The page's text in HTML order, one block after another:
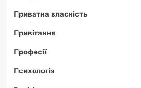
Приватна власність
Привітання
Професії
Психологія